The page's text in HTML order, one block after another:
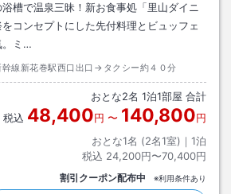
槽で温泉三昧！新お食事処「里山ダイニ
コンセプトにした先付料理とビュッフェ
。ミ…
幹線新花巻駅西口出口→タクシー約４０分
おとな2名 1泊1部屋 合計
税込 48,400円 〜 140,800円
おとな1名 (2名1室)｜ 1泊
税込 24,200円〜70,400円
割引クーポン配布中 ※利用条件あり